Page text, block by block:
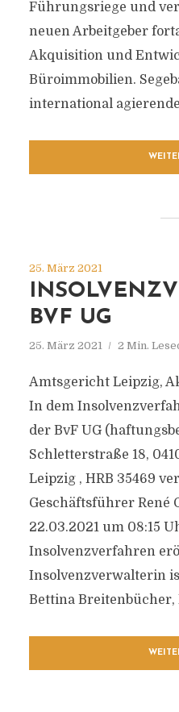
Führungsriege und
neuen Arbeitgeber
Akquisition und
Büroimmobilien.
international
25. März 2021
BVF UG
25. März 2021 2 Min.
Amtsgericht Leipzig,
In dem
der BvF UG
Schletterstraße 18,
Leipzig , HRB 35469
Geschäftsführer René
22.03.2021 um 08:15
Insolvenzverfahren
Insolvenzverwalterin
Bettina Breitenbücher,